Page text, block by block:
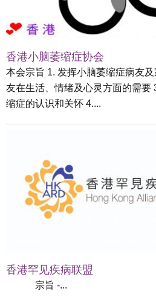
香港小脑萎缩症协会
本会宗旨 1. 发挥小脑萎缩症病友
友在生活、情绪及心灵方面的需要
缩症的认识和关怀 4....
香港罕见疾病联盟
宗旨 -...